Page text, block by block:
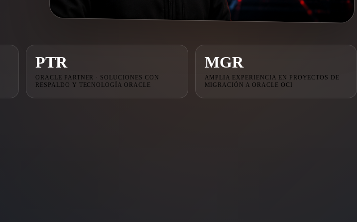
PTR
ORACLE PARTNER · SOLUCIONES CON
RESPALDO Y TECNOLOGÍA ORACLE
MGR
AMPLIA EXPERIENCIA EN PROYECTOS DE
MIGRACIÓN A ORACLE OCI